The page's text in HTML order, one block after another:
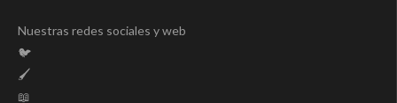
Nuestras redes sociales y web
🐦
🖌️
📖